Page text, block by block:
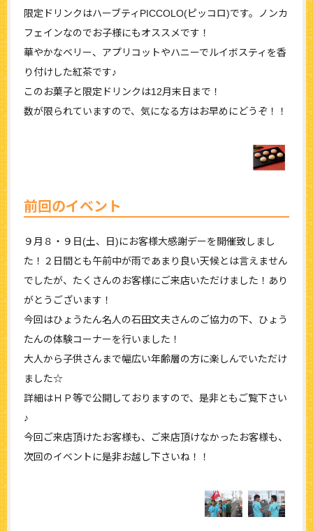
限定ドリンクはハーブティPICCOLO(ピッコロ)です。ノンカ
フェインなのでお子様にもオススメです！
華やかなベリー、アプリコットやハニーでルイボスティを香
り付けした紅茶です♪
このお菓子と限定ドリンクは12月末日まで！
数が限られていますので、気になる方はお早めにどうぞ！！
前回のイベント
９月８・９日(土、日)にお客様大感謝デーを開催致しまし
た！２日間とも午前中が雨であまり良い天候とは言えません
でしたが、たくさんのお客様にご来店いただけました！あり
がとうございます！
今回はひょうたん名人の石田文夫さんのご協力の下、ひょう
たんの体験コーナーを行いました！
大人から子供さんまで幅広い年齢層の方に楽しんでいただけ
ました☆
詳細はＨＰ等で公開しておりますので、是非ともご覧下さい
♪
今回ご来店頂けたお客様も、ご来店頂けなかったお客様も、
次回のイベントに是非お越し下さいね！！